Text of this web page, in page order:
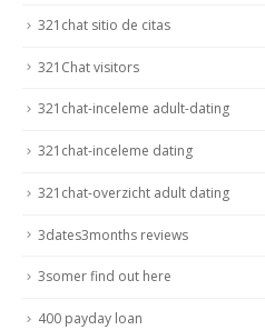
321chat sitio de citas
321Chat visitors
321chat-inceleme adult-dating
321chat-inceleme dating
321chat-overzicht adult dating
3dates3months reviews
3somer find out here
400 payday loan